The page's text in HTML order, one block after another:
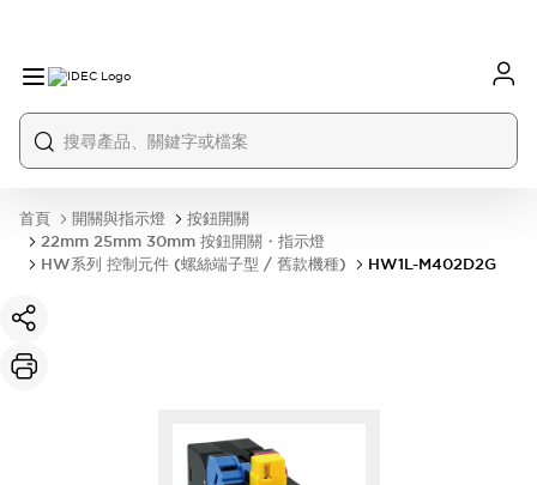
首頁 開關與指示燈
按鈕開關
22mm 25mm 30mm 按鈕開關・指示燈
HW系列 控制元件 (螺絲端子型 / 舊款機種)
HW1L-M402D2G